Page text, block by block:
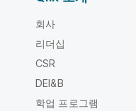
회사
리더십
CSR
DEI&B
학업 프로그램